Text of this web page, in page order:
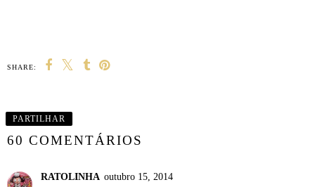
SHARE:
PARTILHAR
60 COMENTÁRIOS
RATOLINHA outubro 15, 2014